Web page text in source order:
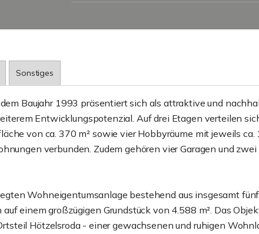
Sonstiges
Baujahr 1993 präsentiert sich als attraktive und
Entwicklungspotenzial. Auf drei Etagen verteilen
von ca. 370 m² sowie vier Hobbyräume mit jeweils ca.
verbunden. Zudem gehören vier Garagen und zwei
Wohneigentumsanlage bestehend aus insgesamt fünf
einem großzügigen Grundstück von 4.588 m². Das
Hötzelsroda - einer gewachsenen und ruhigen